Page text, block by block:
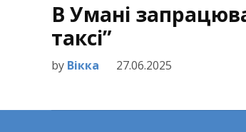
В Умані
таксі”
by Вікка 27.06.2025